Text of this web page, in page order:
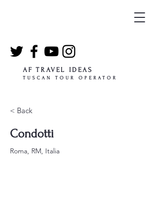
AF TRAVEL IDEAS
TUSCAN TOUR OPERATOR
< Back
Condotti
Roma, RM, Italia